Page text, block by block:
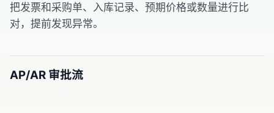
把发票和采购单、入库记录、预期价格或数量进行比
对，提前发现异常。
AP/AR 审批流